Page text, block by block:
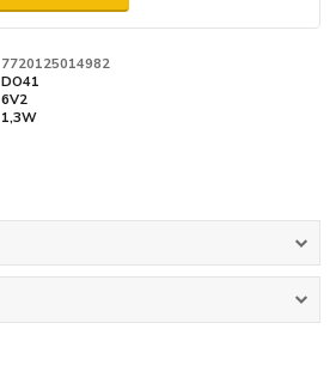
7720125014982
DO41
6V2
1,3W